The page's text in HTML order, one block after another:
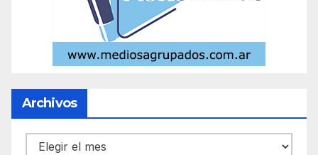
Archivos
Archivos